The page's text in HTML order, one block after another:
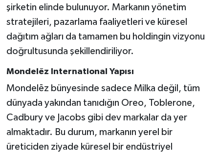
şirketin elinde bulunuyor. Markanın yönetim
stratejileri, pazarlama faaliyetleri ve küresel
dağıtım ağları da tamamen bu holdingin vizyonu
doğrultusunda şekillendiriliyor.
Mondelēz International Yapısı
Mondelēz bünyesinde sadece Milka değil, tüm
dünyada yakından tanıdığın Oreo, Toblerone,
Cadbury ve Jacobs gibi dev markalar da yer
almaktadır. Bu durum, markanın yerel bir
üreticiden ziyade küresel bir endüstriyel